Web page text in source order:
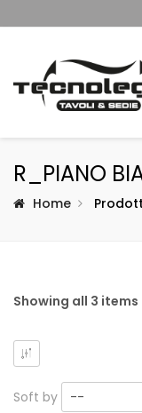
R_PIANO
Home
Showing all 3 items
Soft by --